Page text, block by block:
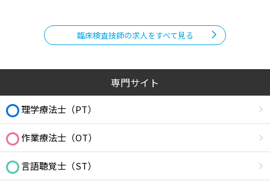
臨床検査技師の求人をすべて見る
専門サイト
理学療法士（PT）
作業療法士（OT）
言語聴覚士（ST）